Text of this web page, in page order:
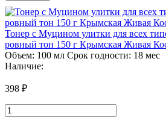
Тонер с Муцином улитки для всех
ровный тон 150 г Крымская Живая
Объем: 100 мл Срок годности: 18 мес
Наличие:
398 ₽